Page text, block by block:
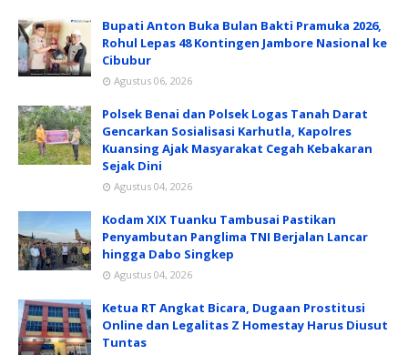
Bupati Anton Buka Bulan Bakti Pramuka 2026,
Rohul Lepas 48 Kontingen Jambore Nasional ke
Cibubur
Agustus 06, 2026
Polsek Benai dan Polsek Logas Tanah Darat
Gencarkan Sosialisasi Karhutla, Kapolres
Kuansing Ajak Masyarakat Cegah Kebakaran
Sejak Dini
Agustus 04, 2026
Kodam XIX Tuanku Tambusai Pastikan
Penyambutan Panglima TNI Berjalan Lancar
hingga Dabo Singkep
Agustus 04, 2026
Ketua RT Angkat Bicara, Dugaan Prostitusi
Online dan Legalitas Z Homestay Harus Diusut
Tuntas